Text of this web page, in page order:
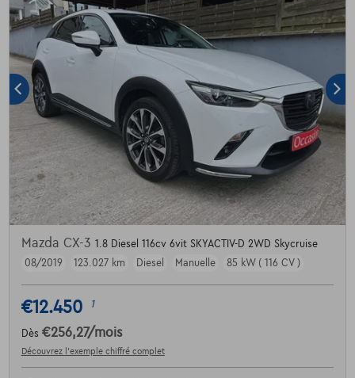
Mazda CX-3 1.8 Diesel 116cv 6vit SKYACTIV-D 2WD Skycruise
08/2019
123.027 km Diesel Manuelle 85 kW ( 116 CV )
€12.450 1
Dès €256,27/mois
Découvrez l’exemple chiffré complet